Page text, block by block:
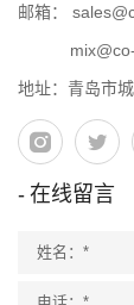
邮箱：
地址：青岛市
在线留言